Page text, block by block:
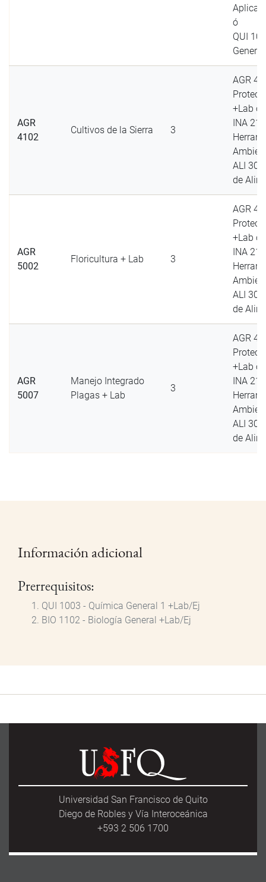
ó
QUI
AGR
4102
Cultivos de la Sierra 3
AGR
+Lab ó
INA
ALI
de
AGR
5002
Floricultura + Lab 3
AGR
+Lab ó
INA
ALI
de
AGR
5007
Manejo Integrado
Plagas + Lab
3
AGR
+Lab ó
INA
ALI
de
Información adicional
Prerrequisitos:
QUI 1003 - Química General 1 +Lab/Ej
BIO 1102 - Biología General +Lab/Ej
Universidad San Francisco de Quito
Diego de Robles y Vía Interoceánica
+593 2 506 1700